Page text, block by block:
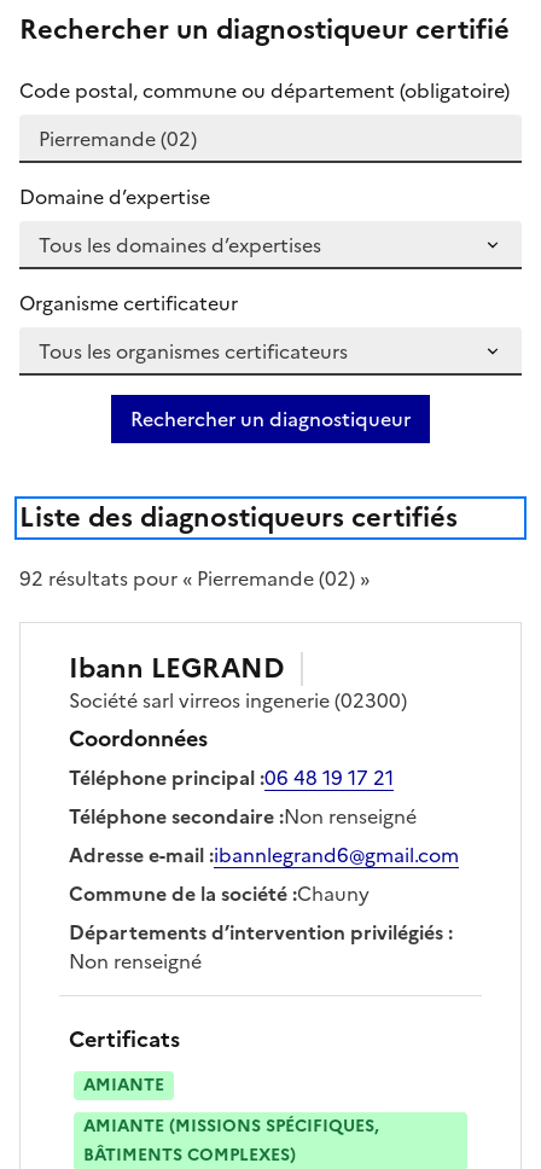
Rechercher un diagnostiqueur certifié
Code postal, commune ou département (obligatoire)
Domaine d’expertise
Organisme certificateur
Rechercher un diagnostiqueur
Liste des diagnostiqueurs certifiés
92 résultats pour « Pierremande (02) »
Ibann LEGRAND
Sociétésarl virreos ingenerie(02300)
Coordonnées
Téléphone principal:06 48 19 17 21
Téléphone secondaire:Non renseigné
Adresse e-mail:ibannlegrand6@gmail.com
Commune de la société:Chauny
Départements d’intervention privilégiés:
Non renseigné
Certificats
AMIANTE
AMIANTE (MISSIONS SPÉCIFIQUES,
BÂTIMENTS COMPLEXES)